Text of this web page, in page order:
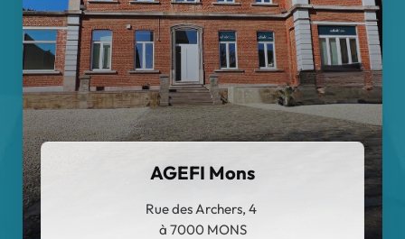
AGEFI Mons
Rue des Archers, 4
à 7000 MONS